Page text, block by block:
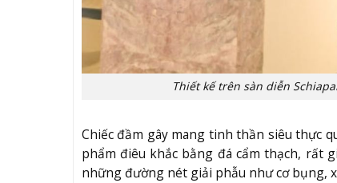
Thiết kế trên sàn diễn
Chiếc đầm gây mang tinh thần siêu thực
phẩm điêu khắc bằng đá cẩm thạch, rất
những đường nét giải phẫu như cơ bụng,